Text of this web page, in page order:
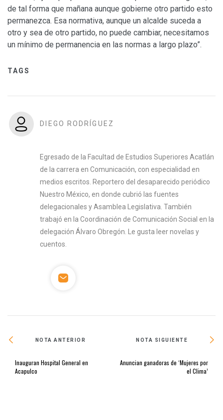
de tal forma que mañana aunque gobierne otro partido esto
permanezca. Esa normativa, aunque un alcalde suceda a
otro y sea de otro partido, no puede cambiar, necesitamos
un mínimo de permanencia en las normas a largo plazo”.
TAGS
DIEGO RODRÍGUEZ
Egresado de la Facultad de Estudios Superiores Acatlán
de la carrera en Comunicación, con especialidad en
medios escritos. Reportero del desaparecido periódico
Nuestro México, en donde cubrió las fuentes
delegacionales y Asamblea Legislativa. También
trabajó en la Coordinación de Comunicación Social en la
delegación Álvaro Obregón. Le gusta leer novelas y
cuentos.
NOTA ANTERIOR
Inauguran Hospital General en
Acapulco
NOTA SIGUIENTE
Anuncian ganadoras de ‘Mujeres por
el Clima’